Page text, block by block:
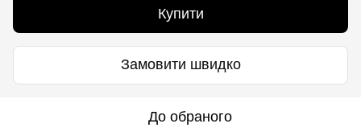
Купити
Замовити швидко
До обраного